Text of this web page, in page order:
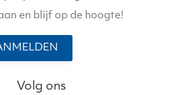
gekozen
worden
op
en blijf op de hoogte!
Volg ons